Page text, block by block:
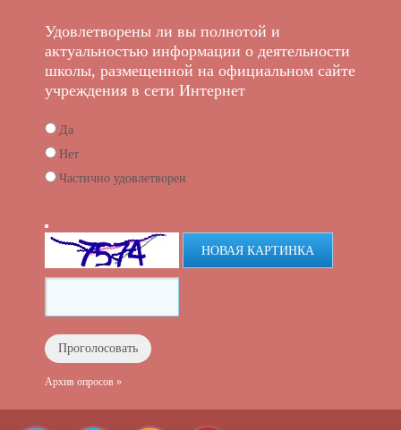
Удовлетворены ли вы полнотой и
актуальностью информации о деятельности
школы, размещенной на официальном сайте
учреждения в сети Интернет
Да
Нет
Частично удовлетворен
НОВАЯ КАРТИНКА
Архив опросов »